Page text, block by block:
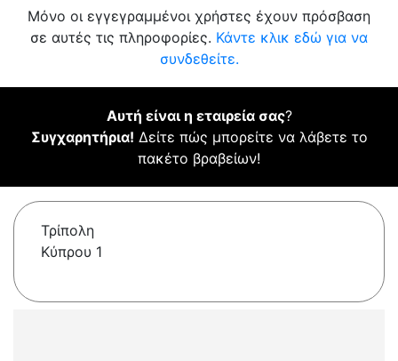
Μόνο οι εγγεγραμμένοι χρήστες έχουν πρόσβαση
σε αυτές τις πληροφορίες. Κάντε κλικ εδώ για να
συνδεθείτε.
Αυτή είναι η εταιρεία σας?
Συγχαρητήρια! Δείτε πώς μπορείτε να λάβετε το
πακέτο βραβείων!
Τρίπολη
Κύπρου 1